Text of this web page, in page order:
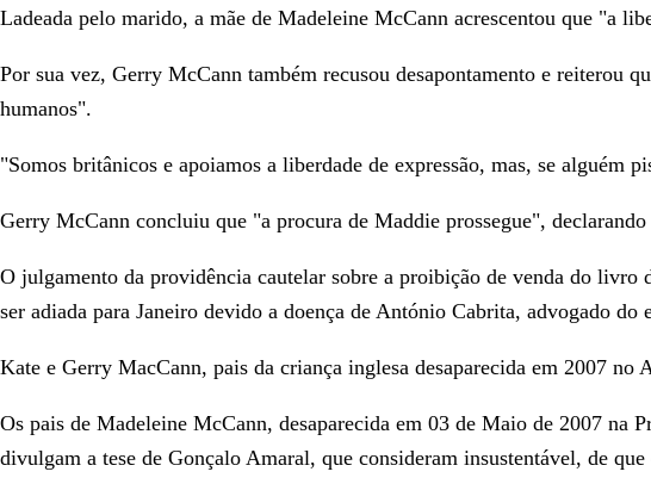
Ladeada pelo marido, a mãe de Madeleine McCann acrescentou que "a
Por sua vez, Gerry McCann também recusou desapontamento e reiterou
humanos".
"Somos britânicos e apoiamos a liberdade de expressão, mas, se alguém
Gerry McCann concluiu que "a procura de Maddie prossegue",
O julgamento da providência cautelar sobre a proibição de venda do
ser adiada para Janeiro devido a doença de António Cabrita, advogado do
Kate e Gerry MacCann, pais da criança inglesa desaparecida em 2007
Os pais de Madeleine McCann, desaparecida em 03 de Maio de 2007
divulgam a tese de Gonçalo Amaral, que consideram insustentável, de